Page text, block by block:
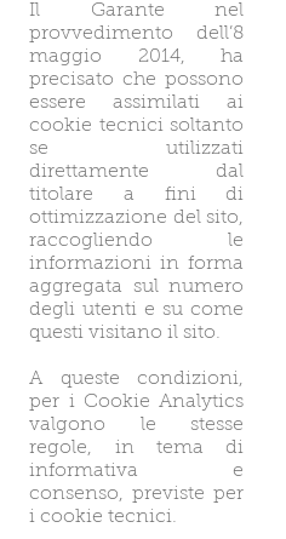
Il Garante nel
provvedimento dell’8
maggio 2014, ha
precisato che possono
essere assimilati ai
cookie tecnici soltanto
se utilizzati
direttamente dal
titolare a fini di
ottimizzazione del sito,
raccogliendo le
informazioni in forma
aggregata sul numero
degli utenti e su come
questi visitano il sito.
A queste condizioni,
per i Cookie Analytics
valgono le stesse
regole, in tema di
informativa e
consenso, previste per
i cookie tecnici.